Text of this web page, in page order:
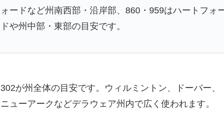
ォードなど州南西部・沿岸部、860・959はハートフォ
ドや州中部・東部の目安です。
302が州全体の目安です。ウィルミントン、ドーバー、
ニューアークなどデラウェア州内で広く使われます。